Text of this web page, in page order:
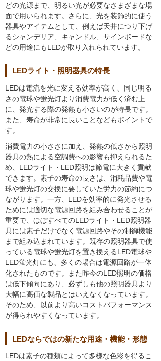
どの光源まで、明るい光が必要なさまざまな場
面で用いられます。さらに、光を装飾的に使う
器具やアイテムとして、例えば天井につり下げ
るシャンデリア、キャンドル、サインボードな
どの用途にもLEDが取り入れられています。
LEDライト・照明器具の特長
LEDは電流を光に変える効率が高く、同じ明る
さの電球や蛍光灯より消費電力が低く済む上
に、発光する際の発熱も小さいのが特長です。
また、寿命が非常に長いことなどもポイントで
す。
消費電力の小ささに加え、発熱の低さから照明
器具の熱による空調費への影響も抑えられるた
め、LEDライト・LED照明は節電に大きく貢献
できます。素子の寿命の長さは、消耗品費や電
球や蛍光灯の交換に要していた労力の節約につ
ながります。一方、LEDを効率的に発光させる
ためには適切な電源回路を組み合わせることが
重要で、ほぼすべてのLEDライト・LED照明器
具には素子だけでなく電源回路やその制御機能
まで組み込まれています。既存の照明器具で使
っている電球や蛍光灯を置き換えるLED電球や
LED蛍光灯にも、多くの場合は電源回路が一体
化されたものです。また昨今のLED照明の価格
は低下傾向にあり、必ずしも他の照明器具より
大幅に高価な製品とはいえなくなっています。
そのため、以前より高いコストパフォーマンス
が得られやすくなっています。
LEDならではの新たな用途・機能・形態
LEDは素子の種類によって多様な色彩を得るこ